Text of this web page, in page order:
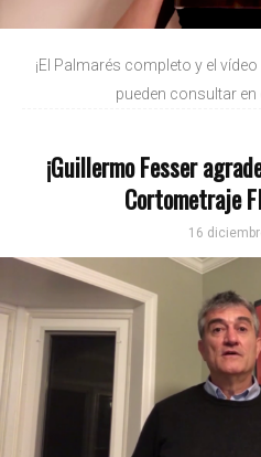
¡El Palmarés completo y el
pueden consultar
¡Guillermo Fesser
Cortometraje
16